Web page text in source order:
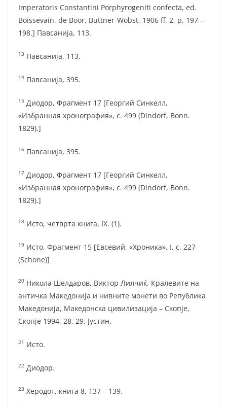
Imperatoris Constantini Porphyrogeniti confecta, ed.
Boissevain, de Boor, Büttner-Wobst, 1906 ff. 2, p. 197—
198.] Павсанија, 113.
13 Павсанија, 113.
14 Павсанија, 395.
15 Диодор, Фрагмент 17 [Георгий Синкелл,
«Избранная хронография», с. 499 (Dindorf, Bonn.
1829).]
16 Павсанија, 395.
17 Диодор, Фрагмент 17 [Георгий Синкелл,
«Избранная хронография», с. 499 (Dindorf, Bonn.
1829).]
18 Исто, четврта книга, IX. (1).
19 Исто, Фрагмент 15 [Евсевий, «Хроника», I, с. 227
(Schone)]
20 Никола Шелдаров, Виктор Лилчиќ, Кралевите на
античка Македонија и нивните монети во Република
Македонија, Македонска цивилизација – Скопје,
Скопје 1994, 28, 29. Јустин.
21 Исто.
22 Диодор.
23 Херодот, книга 8, 137 – 139.